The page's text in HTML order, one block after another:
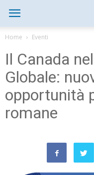
Home Eventi
Il Canada
Globale:
opportunità
romane